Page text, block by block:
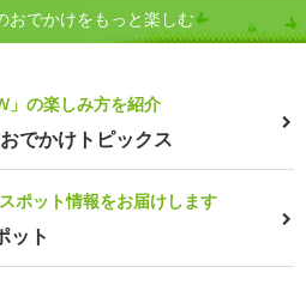
おでかけをもっと楽しむ
」の楽しみ方を紹介
でかけトピックス
ポット情報をお届けします
ット